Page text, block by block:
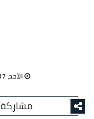
الأحد، 17 مايو 2026 08:56 ص
مشاركة